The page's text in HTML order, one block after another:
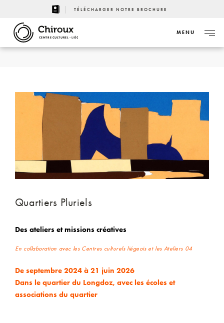
TÉLÉCHARGER NOTRE BROCHURE
CENTRE CULTUREL - LIÈGE
MENU
Quartiers Pluriels
Des ateliers et missions créatives
En collaboration avec les Centres culturels liégeois et les Ateliers 04
De septembre 2024 à 21 juin 2026
Dans le quartier du Longdoz, avec les écoles et
associations du quartier